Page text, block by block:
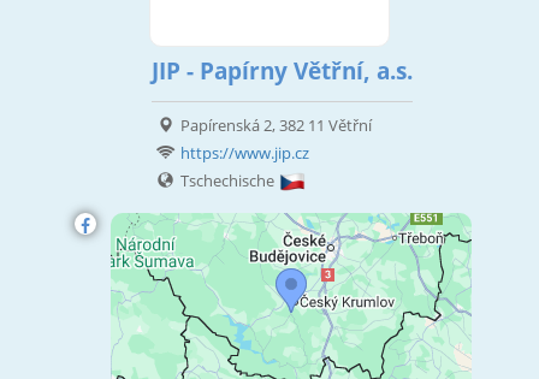
JIP - Papírny Větřní, a.s.
Papírenská 2, 382 11 Větřní
https://www.jip.cz
Tschechische